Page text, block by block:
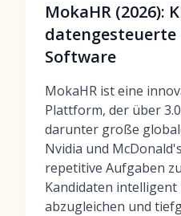
MokaHR (2026):
datengesteuerte
Software
MokaHR ist eine
Plattform, der über
darunter große
Nvidia und
repetitive Aufgaben
Kandidaten intelligent
abzugleichen und